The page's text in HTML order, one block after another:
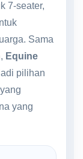
7-seater,
Sama
, Equine
pilihan
yang